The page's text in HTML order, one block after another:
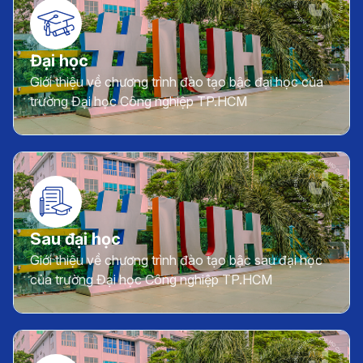
Đại học
Giới thiệu về chương trình đào tạo bậc đại học của
trường Đại học Công nghiệp TP.HCM
Sau đại học
Giới thiệu về chương trình đào tạo bậc sau đại học
của trường Đại học Công nghiệp TP.HCM